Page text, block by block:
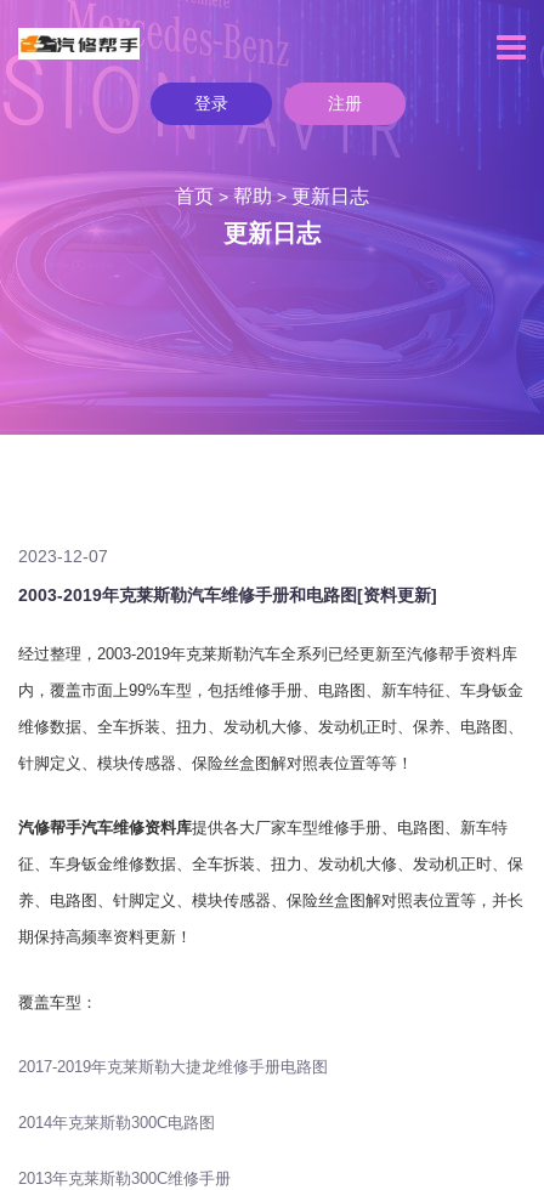
登录 注册
首页 > 帮助>更新日志
更新日志
2023-12-07
2003-2019年克莱斯勒汽车维修手册和电路图[资料更新]
经过整理，2003-2019年克莱斯勒汽车全系列已经更新至汽修帮手资料库
内，覆盖市面上99%车型，包括维修手册、电路图、新车特征、车身钣金
维修数据、全车拆装、扭力、发动机大修、发动机正时、保养、电路图、
针脚定义、模块传感器、保险丝盒图解对照表位置等等！
汽修帮手汽车维修资料库提供各大厂家车型维修手册、电路图、新车特
征、车身钣金维修数据、全车拆装、扭力、发动机大修、发动机正时、保
养、电路图、针脚定义、模块传感器、保险丝盒图解对照表位置等，并长
期保持高频率资料更新！
覆盖车型：
2017-2019年克莱斯勒大捷龙维修手册电路图
2014年克莱斯勒300C电路图
2013年克莱斯勒300C维修手册